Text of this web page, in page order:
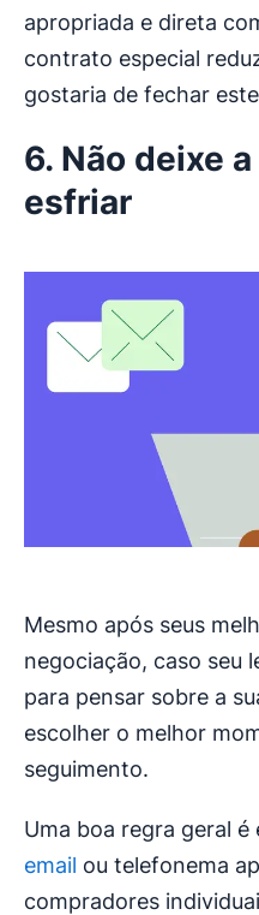
apropriada e direta
contrato especial
gostaria de fechar
6. Não deixe
esfriar
Mesmo após seus
negociação, caso seu
para pensar sobre a
escolher o melhor
seguimento.
Uma boa regra geral é
email ou telefonema
compradores